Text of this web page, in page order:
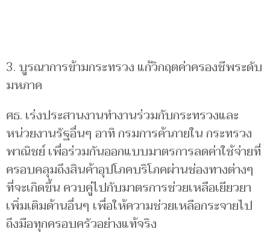
3. บูรณาการข้ามกระทรวง แก้วิกฤตค่าครองชีพระดับ
มหภาค
ศธ. เร่งประสานงานทำงานร่วมกับกระทรวงและ
หน่วยงานรัฐอื่นๆ อาทิ กรมการค้าภายใน กระทรวง
พาณิชย์ เพื่อร่วมกันออกแบบมาตรการลดค่าใช้จ่ายที่
ครอบคลุมถึงสินค้าอุปโภคบริโภคผ่านช่องทางต่างๆ
ที่จะเกิดขึ้น ควบคู่ไปกับมาตรการช่วยเหลือเยียวยา
เพิ่มเติมด้านอื่นๆ เพื่อให้ความช่วยเหลือกระจายไป
ถึงมือทุกครอบครัวอย่างแท้จริง